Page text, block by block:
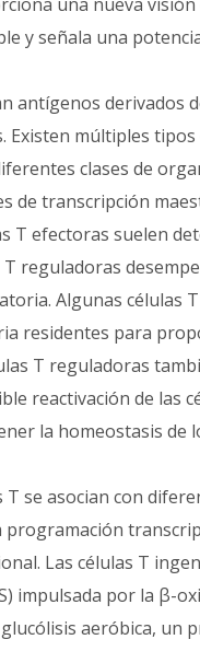
y señala una
antígenos derivados
Existen múltiples
clases de
de transcripción
T efectoras suelen
reguladoras
Algunas células
residentes para
T reguladoras
reactivación de las
la homeostasis de
se asocian con
Las células T
impulsada por la β-
aeróbica, un